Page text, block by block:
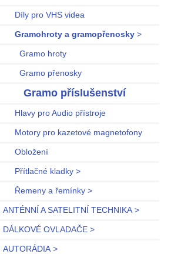
Díly pro VHS videa
Gramohroty a gramopřenosky >
Gramo hroty
Gramo přenosky
Gramo příslušenství
Hlavy pro Audio přístroje
Motory pro kazetové magnetofony
Obložení
Přítlačné kladky >
Řemeny a řemínky >
ANTÉNNÍ A SATELITNÍ TECHNIKA >
DÁLKOVÉ OVLADAČE >
AUTORÁDIA >